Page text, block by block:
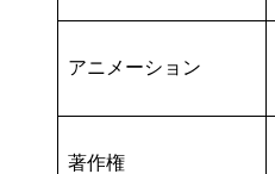
アニメーション
著作権